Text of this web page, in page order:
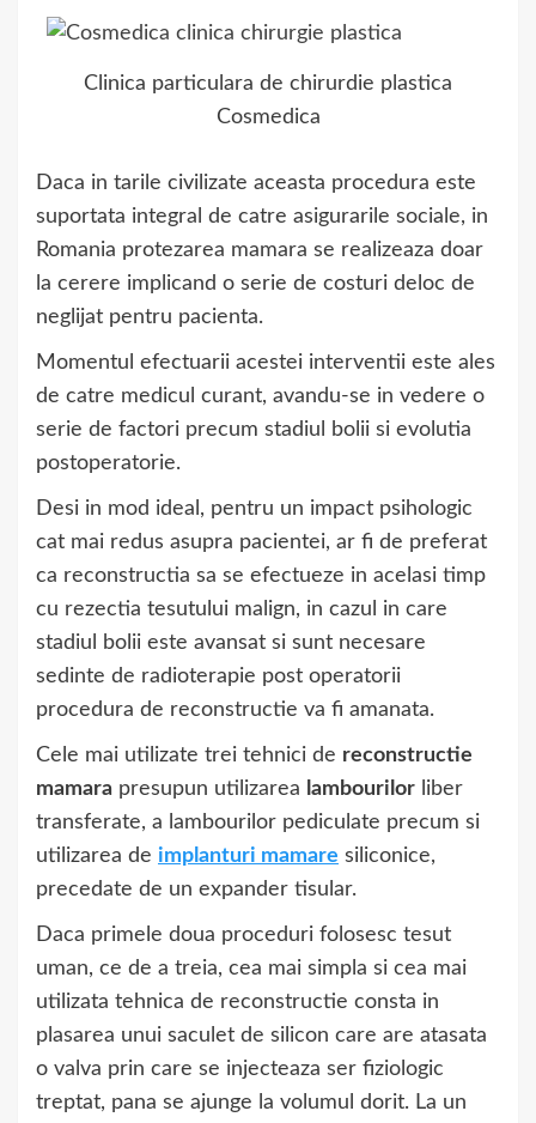
Clinica particulara de chirurdie plastica
Cosmedica
Daca in tarile civilizate aceasta procedura este
suportata integral de catre asigurarile sociale, in
Romania protezarea mamara se realizeaza doar
la cerere implicand o serie de costuri deloc de
neglijat pentru pacienta.
Momentul efectuarii acestei interventii este ales
de catre medicul curant, avandu-se in vedere o
serie de factori precum stadiul bolii si evolutia
postoperatorie.
Desi in mod ideal, pentru un impact psihologic
cat mai redus asupra pacientei, ar fi de preferat
ca reconstructia sa se efectueze in acelasi timp
cu rezectia tesutului malign, in cazul in care
stadiul bolii este avansat si sunt necesare
sedinte de radioterapie post operatorii
procedura de reconstructie va fi amanata.
Cele mai utilizate trei tehnici de reconstructie
mamara presupun utilizarea lambourilor liber
transferate, a lambourilor pediculate precum si
utilizarea de implanturi mamare siliconice,
precedate de un expander tisular.
Daca primele doua proceduri folosesc tesut
uman, ce de a treia, cea mai simpla si cea mai
utilizata tehnica de reconstructie consta in
plasarea unui saculet de silicon care are atasata
o valva prin care se injecteaza ser fiziologic
treptat, pana se ajunge la volumul dorit. La un